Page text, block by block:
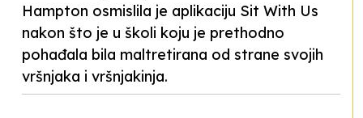
Hampton osmislila je aplikaciju Sit With Us
nakon što je u školi koju je prethodno
pohađala bila maltretirana od strane svojih
vršnjaka i vršnjakinja.